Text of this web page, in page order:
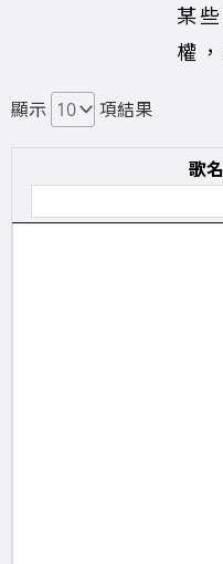
某
權
顯示 項結果
歌名